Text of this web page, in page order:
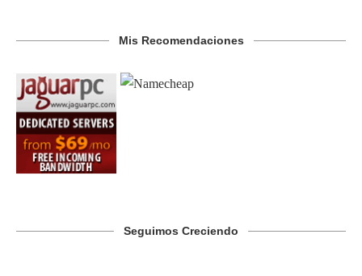
Mis Recomendaciones
Seguimos Creciendo